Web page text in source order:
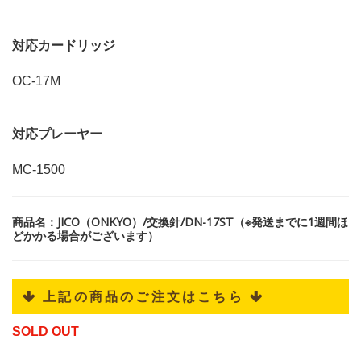
対応カードリッジ
OC-17M
対応プレーヤー
MC-1500
商品名：JICO（ONKYO）/交換針/DN-17ST（※発送までに1週間ほ
どかかる場合がございます）
 上記の商品のご注文はこちら 
SOLD OUT